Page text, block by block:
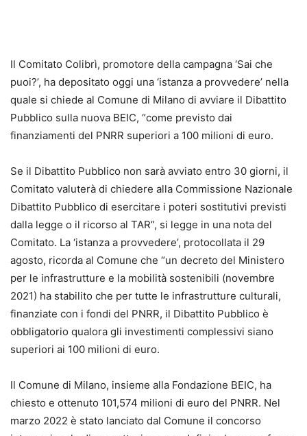
Il Comitato Colibrì, promotore della campagna ‘Sai che
puoi?’, ha depositato oggi una ‘istanza a provvedere’ nella
quale si chiede al Comune di Milano di avviare il Dibattito
Pubblico sulla nuova BEIC, “come previsto dai
finanziamenti del PNRR superiori a 100 milioni di euro.
Se il Dibattito Pubblico non sarà avviato entro 30 giorni, il
Comitato valuterà di chiedere alla Commissione Nazionale
Dibattito Pubblico di esercitare i poteri sostitutivi previsti
dalla legge o il ricorso al TAR”, si legge in una nota del
Comitato. La ‘istanza a provvedere’, protocollata il 29
agosto, ricorda al Comune che “un decreto del Ministero
per le infrastrutture e la mobilità sostenibili (novembre
2021) ha stabilito che per tutte le infrastrutture culturali,
finanziate con i fondi del PNRR, il Dibattito Pubblico è
obbligatorio qualora gli investimenti complessivi siano
superiori ai 100 milioni di euro.
Il Comune di Milano, insieme alla Fondazione BEIC, ha
chiesto e ottenuto 101,574 milioni di euro del PNRR. Nel
marzo 2022 è stato lanciato dal Comune il concorso